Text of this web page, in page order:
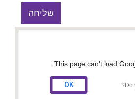
This page can't load
Do
OK